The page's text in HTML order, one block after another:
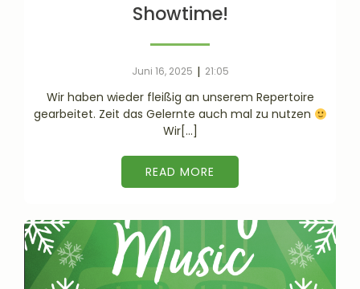
Showtime!
Juni 16, 2025 | 21:05
Wir haben wieder fleißig an unserem Repertoire
gearbeitet. Zeit das Gelernte auch mal zu nutzen
Wir[…]
READ MORE